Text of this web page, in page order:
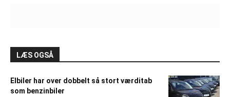
LÆS OGSÅ
Elbiler har over dobbelt så stort værditab
som benzinbiler